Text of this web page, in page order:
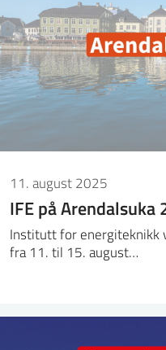
11. august 2025
IFE på Arendalsuka
Institutt for energiteknikk
fra 11. til 15. august…